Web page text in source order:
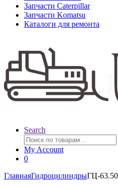
Запчасти Caterpillar
Запчасти Komatsu
Каталоги для ремонта
Search
Искать:
My Account
0
ГлавнаяГидроцилиндрыГЦ-